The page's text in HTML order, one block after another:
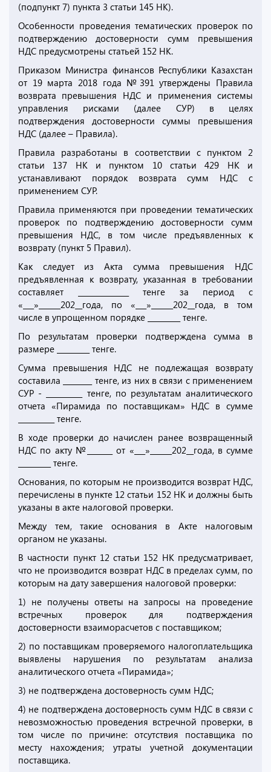
(подпункт 7) пункта 3 статьи 145 НК).
Особенности проведения тематических проверок по
подтверждению достоверности сумм превышения
НДС предусмотрены статьей 152 НК.
Приказом Министра финансов Республики Казахстан
от 19 марта 2018 года №391 утверждены Правила
возврата превышения НДС и применения системы
управления рисками (далее СУР) в целях
подтверждения достоверности суммы превышения
НДС (далее – Правила).
Правила разработаны в соответствии с пунктом 2
статьи 137 НК и пунктом 10 статьи 429 НК и
устанавливают порядок возврата сумм НДС с
применением СУР.
Правила применяются при проведении тематических
проверок по подтверждению достоверности сумм
превышения НДС, в том числе предъявленных к
возврату (пункт 5 Правил).
Как следует из Акта сумма превышения НДС
предъявленная к возврату, указанная в требовании
составляет ______________ тенге за период с
«___»______202__года, по «___»______202__года, в том
числе в упрощенном порядке _________ тенге.
По результатам проверки подтверждена сумма в
размере _________ тенге.
Сумма превышения НДС не подлежащая возврату
составила ________ тенге, из них в связи с применением
СУР - __________ тенге, по результатам аналитического
отчета «Пирамида по поставщикам» НДС в сумме
__________ тенге.
В ходе проверки до начислен ранее возвращенный
НДС по акту №_______ от «___»______202__года, в сумме
_________ тенге.
Основания, по которым не производится возврат НДС,
перечислены в пункте 12 статьи 152 НК и должны быть
указаны в акте налоговой проверки.
Между тем, такие основания в Акте налоговым
органом не указаны.
В частности пункт 12 статьи 152 НК предусматривает,
что не производится возврат НДС в пределах сумм, по
которым на дату завершения налоговой проверки:
1) не получены ответы на запросы на проведение
встречных проверок для подтверждения
достоверности взаиморасчетов с поставщиком;
2) по поставщикам проверяемого налогоплательщика
выявлены нарушения по результатам анализа
аналитического отчета «Пирамида»;
3) не подтверждена достоверность сумм НДС;
4) не подтверждена достоверность сумм НДС в связи с
невозможностью проведения встречной проверки, в
том числе по причине: отсутствия поставщика по
месту нахождения; утраты учетной документации
поставщика.